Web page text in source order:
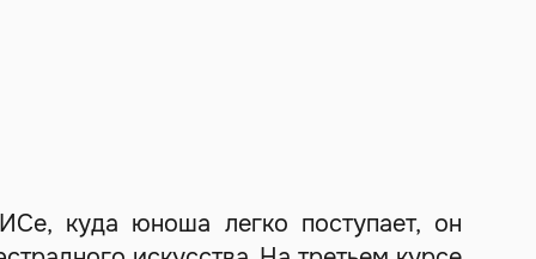
куда юноша легко поступает, он